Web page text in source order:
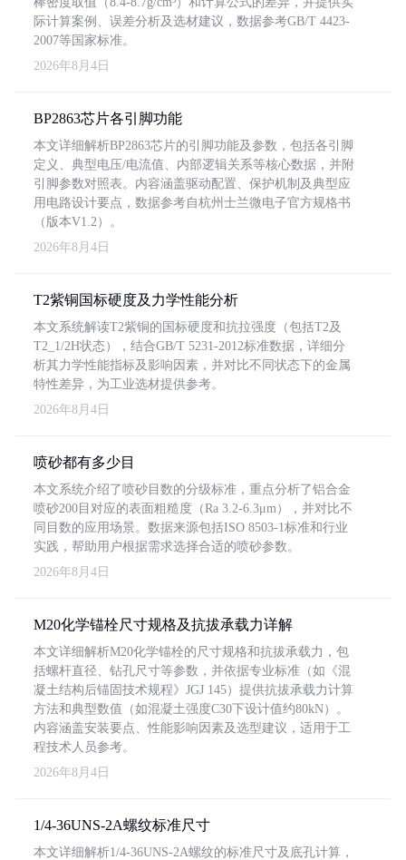
际计算案例、误差分析及选材建议，数据参考GB/T 4423-
2007等国家标准。
2026年8月4日
BP2863芯片各引脚功能
本文详细解析BP2863芯片的引脚功能及参数，包括各引脚
定义、典型电压/电流值、内部逻辑关系等核心数据，并附
引脚参数对照表。内容涵盖驱动配置、保护机制及典型应
用电路设计要点，数据参考自杭州士兰微电子官方规格书
（版本V1.2）。
2026年8月4日
T2紫铜国标硬度及力学性能分析
本文系统解读T2紫铜的国标硬度和抗拉强度（包括T2及
T2_1/2H状态），结合GB/T 5231-2012标准数据，详细分
析其力学性能指标及影响因素，并对比不同状态下的金属
特性差异，为工业选材提供参考。
2026年8月4日
喷砂都有多少目
本文系统介绍了喷砂目数的分级标准，重点分析了铝合金
喷砂200目对应的表面粗糙度（Ra 3.2-6.3μm），并对比不
同目数的应用场景。数据来源包括ISO 8503-1标准和行业
实践，帮助用户根据需求选择合适的喷砂参数。
2026年8月4日
M20化学锚栓尺寸规格及抗拔承载力详解
本文详细解析M20化学锚栓的尺寸规格和抗拔承载力，包
括螺杆直径、钻孔尺寸等参数，并依据专业标准（如《混
凝土结构后锚固技术规程》JGJ 145）提供抗拔承载力计算
方法和典型数值（如混凝土强度C30下设计值约80kN）。
内容涵盖安装要点、性能影响因素及选型建议，适用于工
程技术人员参考。
2026年8月4日
1/4-36UNS-2A螺纹标准尺寸
本文详细解析1/4-36UNS-2A螺纹的标准尺寸及底孔计算，